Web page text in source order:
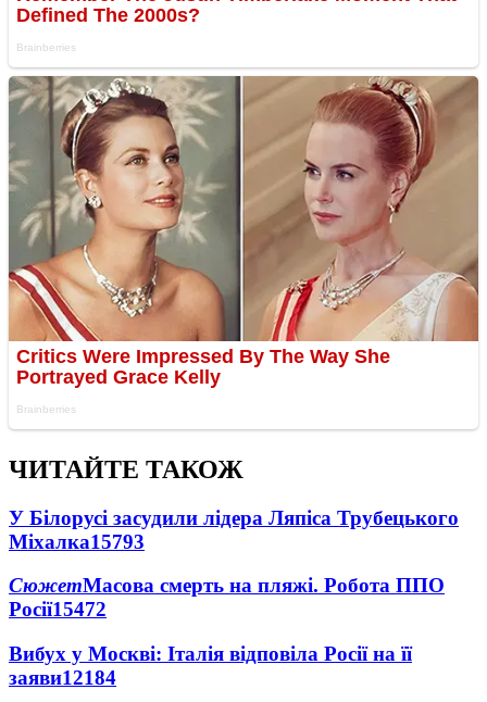
ЧИТАЙТЕ ТАКОЖ
У Білорусі засудили лідера Ляпіса Трубецького
Міхалка15793
СюжетМасова смерть на пляжі. Робота ППО
Росії15472
Вибух у Москві: Італія відповіла Росії на її
заяви12184